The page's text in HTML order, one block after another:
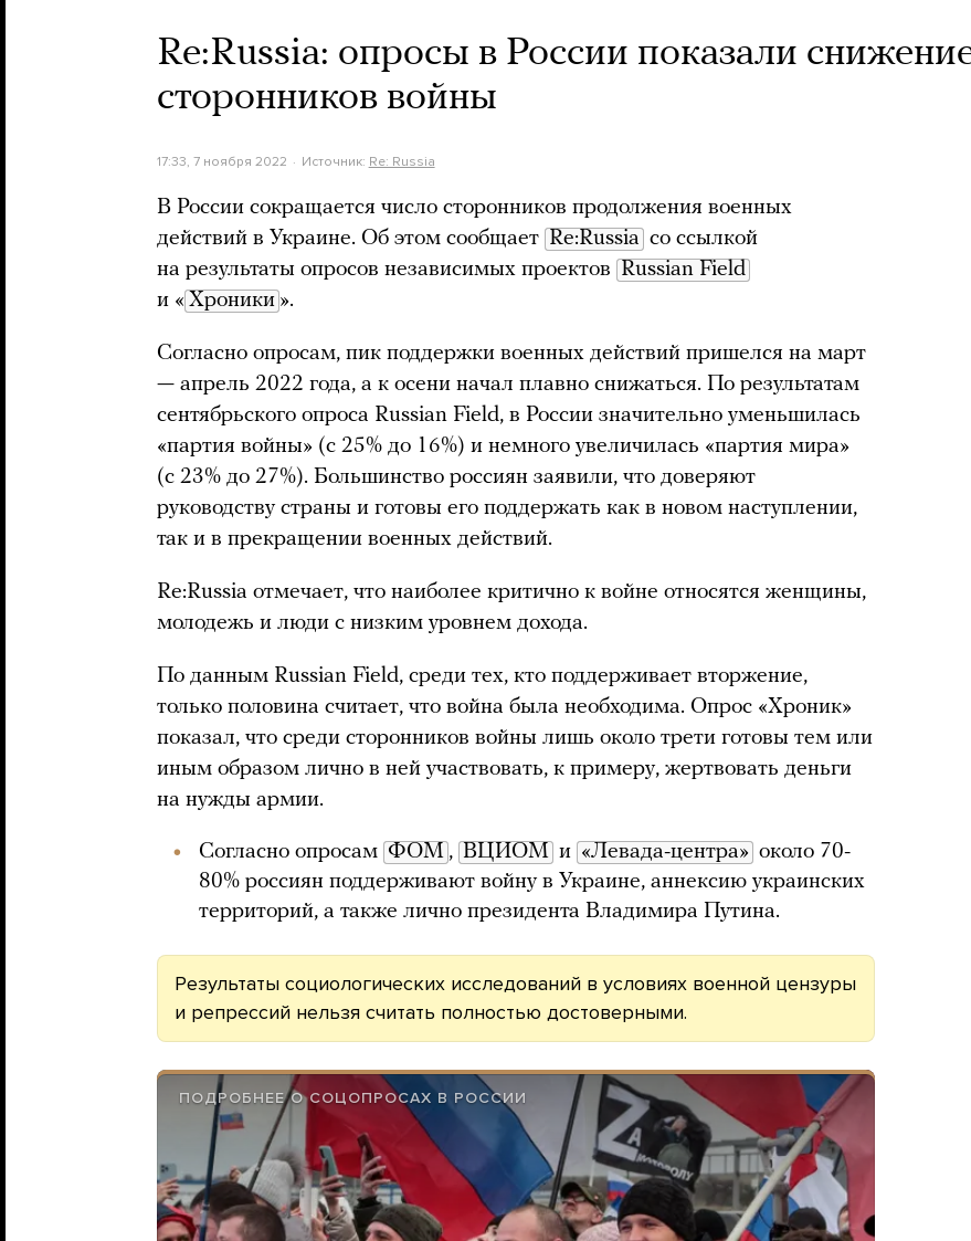
Re:Russia: опросы в России показали
сторонников войны
17:33, 7 ноября 2022 Источник: Re: Russia
В России сокращается число сторонников продолжения военных
действий в Украине. Об этом сообщает Re:Russia со ссылкой
на результаты опросов независимых проектов Russian Field
и « Хроники ».
Согласно опросам, пик поддержки военных действий пришелся на март
— апрель 2022 года, а к осени начал плавно снижаться. По результатам
сентябрьского опроса Russian Field, в России значительно уменьшилась
«партия войны» (с 25% до 16%) и немного увеличилась «партия мира»
(с 23% до 27%). Большинство россиян заявили, что доверяют
руководству страны и готовы его поддержать как в новом наступлении,
так и в прекращении военных действий.
Re:Russia отмечает, что наиболее критично к войне относятся женщины,
молодежь и люди с низким уровнем дохода.
По данным Russian Field, среди тех, кто поддерживает вторжение,
только половина считает, что война была необходима. Опрос «Хроник»
показал, что среди сторонников войны лишь около трети готовы тем или
иным образом лично в ней участвовать, к примеру, жертвовать деньги
на нужды армии.
Согласно опросам ФОМ , ВЦИОМ и «Левада-центра» около 70-
80% россиян поддерживают войну в Украине, аннексию украинских
территорий, а также лично президента Владимира Путина.
Результаты социологических исследований в условиях военной цензуры
и репрессий нельзя считать полностью достоверными.
ПОДРОБНЕЕ О СОЦОПРОСАХ В РОССИИ